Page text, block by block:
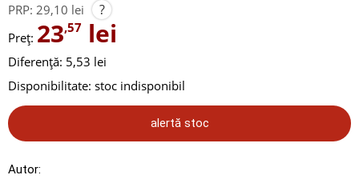
PRP: 29,10 lei ?
Preț: 23,57 lei
Diferență: 5,53 lei
Disponibilitate: stoc indisponibil
alertă stoc
Autor: